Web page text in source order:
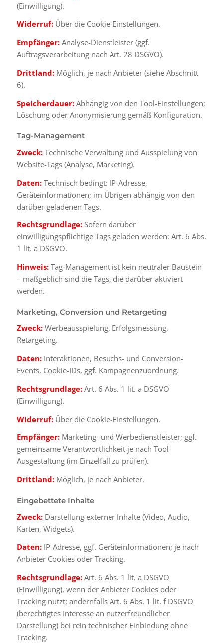
(Einwilligung).
Widerruf: Über die Cookie-Einstellungen.
Empfänger: Analyse-Dienstleister (ggf.
Auftragsverarbeitung nach Art. 28 DSGVO).
Drittland: Möglich, je nach Anbieter (siehe Abschnitt
6).
Speicherdauer: Abhängig von den Tool-Einstellungen;
Löschung oder Anonymisierung gemäß Konfiguration.
Tag-Management
Zweck: Technische Verwaltung und Ausspielung von
Website-Tags (Analyse, Marketing).
Daten: Technisch bedingt: IP-Adresse,
Geräteinformationen; im Übrigen abhängig von den
darüber geladenen Tags.
Rechtsgrundlage: Sofern darüber
einwilligungspflichtige Tags geladen werden: Art. 6 Abs.
1 lit. a DSGVO.
Hinweis: Tag-Management ist kein neutraler Baustein
– maßgeblich sind die Tags, die darüber aktiviert
werden.
Marketing, Conversion und Retargeting
Zweck: Werbeausspielung, Erfolgsmessung,
Retargeting.
Daten: Interaktionen, Besuchs- und Conversion-
Events, Cookie-IDs, ggf. Kampagnenzuordnung.
Rechtsgrundlage: Art. 6 Abs. 1 lit. a DSGVO
(Einwilligung).
Widerruf: Über die Cookie-Einstellungen.
Empfänger: Marketing- und Werbedienstleister; ggf.
gemeinsame Verantwortlichkeit je nach Tool-
Ausgestaltung (im Einzelfall zu prüfen).
Drittland: Möglich, je nach Anbieter.
Eingebettete Inhalte
Zweck: Darstellung externer Inhalte (Video, Audio,
Karten, Widgets).
Daten: IP-Adresse, ggf. Geräteinformationen; je nach
Anbieter Cookies oder Tracking.
Rechtsgrundlage: Art. 6 Abs. 1 lit. a DSGVO
(Einwilligung), wenn der Anbieter Cookies oder
Tracking nutzt; andernfalls Art. 6 Abs. 1 lit. f DSGVO
(berechtigtes Interesse an nutzerfreundlicher
Darstellung) bei rein technischer Einbindung ohne
Tracking.